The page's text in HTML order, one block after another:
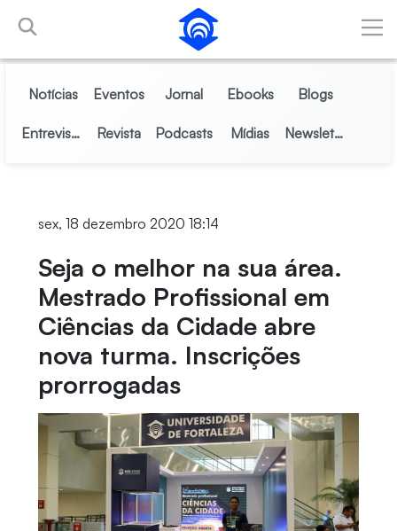
Pular para o Conteúdo principal
Notícias Eventos Jornal Ebooks Blogs
Entrevistas Revista Podcasts Mídias Newsletter
sex, 18 dezembro 2020 18:14
Seja o melhor na sua área.
Mestrado Profissional em
Ciências da Cidade abre
nova turma. Inscrições
prorrogadas